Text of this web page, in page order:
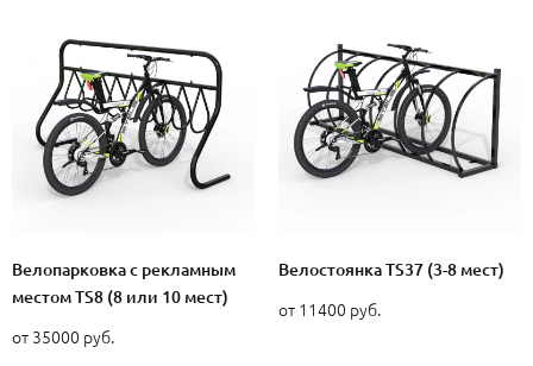
Велопарковка с рекламным
местом TS8 (8 или 10 мест)
от 35000 руб.
Велостоянка TS37 (3-8 мест)
от 11400 руб.